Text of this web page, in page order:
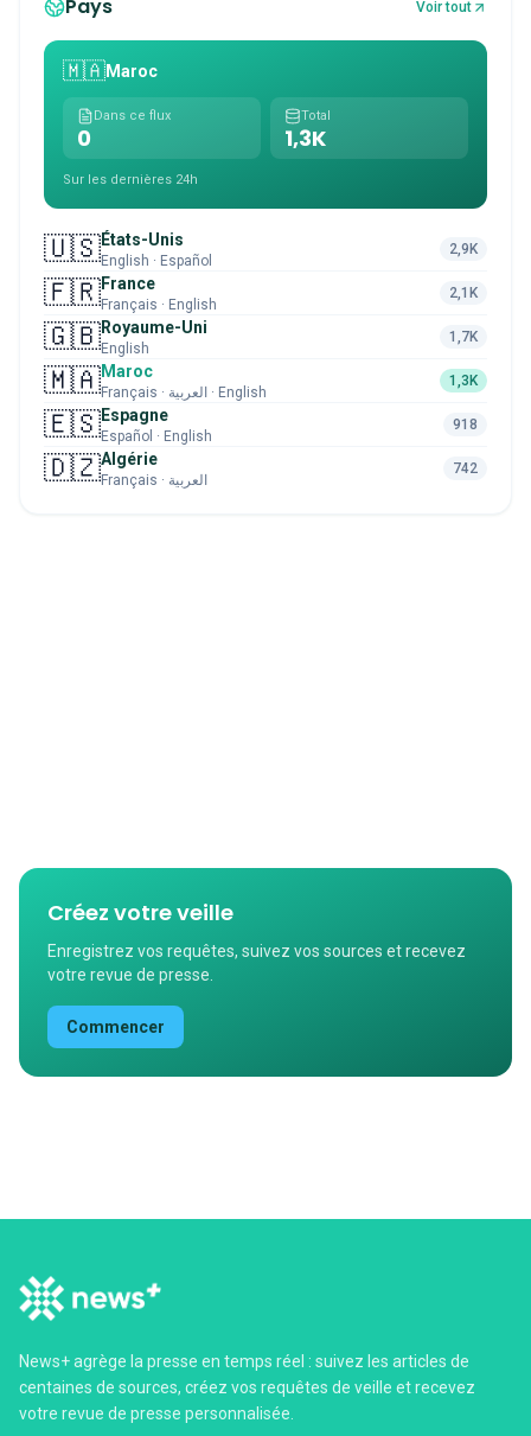
Pays Voir tout
🇲🇦Maroc
Dans ce flux
0
Total
1,3K
Sur les dernières 24h
🇺🇸États-Unis
English · Español
2,9K
🇫🇷France
Français · English
2,1K
🇬🇧Royaume-Uni
English
1,7K
🇲🇦Maroc
Français · العربية · English
1,3K
🇪🇸Espagne
Español · English
918
🇩🇿Algérie
Français · العربية
742
Créez votre veille
Enregistrez vos requêtes, suivez vos sources et recevez
votre revue de presse.
Commencer
News+ agrège la presse en temps réel : suivez les articles de
centaines de sources, créez vos requêtes de veille et recevez
votre revue de presse personnalisée.